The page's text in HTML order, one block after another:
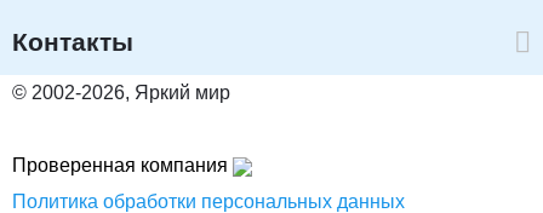
Контакты
© 2002-2026, Яркий мир
Проверенная компания
Политика обработки персональных данных